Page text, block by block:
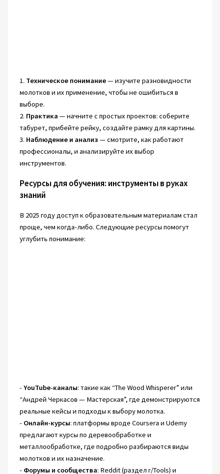
1. Техническое понимание— изучите разновидности
молотков и их применение, чтобы не ошибиться в
выборе.
2. Практика — начните с простых проектов: соберите
табурет, прибейте рейку, создайте рамку для картины.
3. Наблюдение и анализ — смотрите, как работают
профессионалы, и анализируйте их выбор
инструментов.
Ресурсы для обучения: инструменты в руках
знаний
В 2025 году доступ к образовательным материалам стал
проще, чем когда-либо. Следующие ресурсы помогут
углубить понимание:
- YouTube-каналы: такие как “The Wood Whisperer” или
“Андрей Черкасов — Мастерская”, где демонстрируются
реальные кейсы и подходы к выбору молотка.
- Онлайн-курсы: платформы вроде Coursera и Udemy
предлагают курсы по деревообработке и
металлообработке, где подробно разбираются виды
молотков и их назначение.
- Форумы и сообщества: Reddit (раздел r/Tools) и